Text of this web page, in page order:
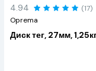
4.94
(17)
Oprema
Диск тег, 27мм,